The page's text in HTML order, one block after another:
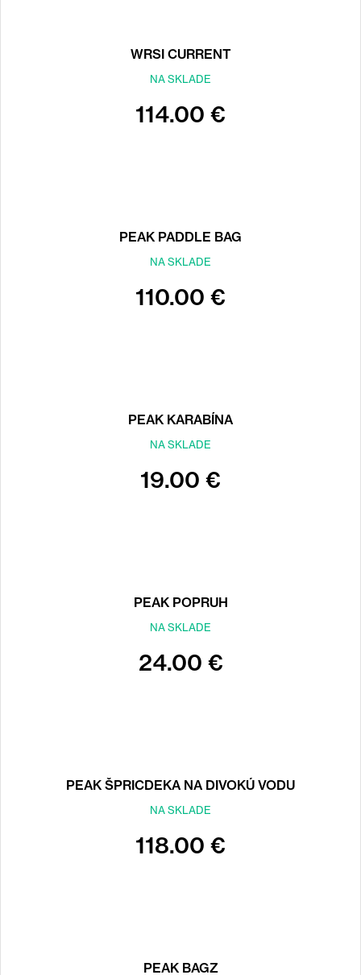
WRSI CURRENT
NA SKLADE
114.00 €
PEAK PADDLE BAG
NA SKLADE
110.00 €
PEAK KARABÍNA
NA SKLADE
19.00 €
PEAK POPRUH
NA SKLADE
24.00 €
PEAK ŠPRICDEKA NA DIVOKÚ VODU
NA SKLADE
118.00 €
PEAK BAGZ